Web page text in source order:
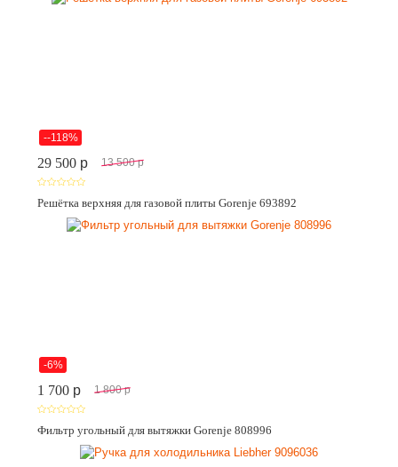
--118%
29 500 p 13 500 p
Решётка верхняя для газовой плиты Gorenje 693892
-6%
1 700 p 1 800 p
Фильтр угольный для вытяжки Gorenje 808996